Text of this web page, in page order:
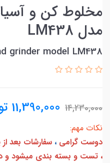
مخلوط کن و
مدل LM438
grinder model LM438
14,230,000
11,390,000
نکات مهم:
دوست گرامی ، سفارشات بعد
، تست و بسته بندی میشود و